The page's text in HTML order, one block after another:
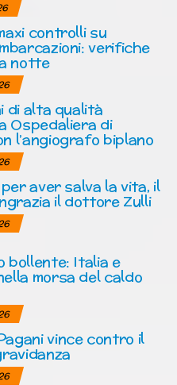
controlli su
verifiche
notte
di alta qualità
Ospedaliera di
l’angiografo biplano
aver salva la vita, il
il dottore Zulli
bollente: Italia e
morsa del caldo
vince contro il